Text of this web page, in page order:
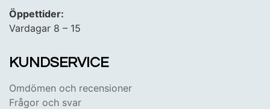
Öppettider:
Vardagar 8 – 15
KUNDSERVICE
Omdömen och recensioner
Frågor och svar